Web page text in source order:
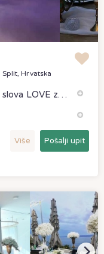
Split, Hrvatska
Najam svijetlećih velikih dekorativnih slova LOVE za vjenčanja, krštenja, krizme i sve ostale posebne prigode.Upotpunite svoju
Više Pošalji upit